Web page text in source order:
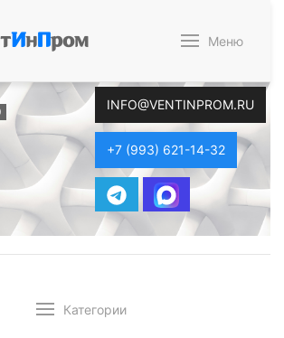
ИнПром Меню
INFO@VENTINPROM.RU
+7 (993) 621-14-32
Категории